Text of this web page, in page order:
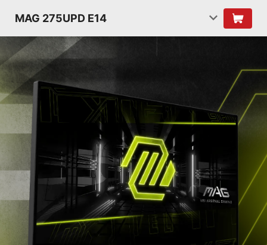
MAG 275UPD E14